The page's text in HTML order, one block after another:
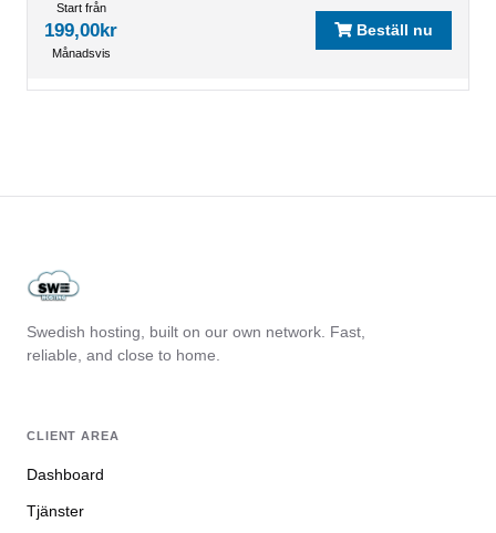
Start från
199,00kr
Månadsvis
Beställ nu
Swedish hosting, built on our own network. Fast,
reliable, and close to home.
CLIENT AREA
Dashboard
Tjänster